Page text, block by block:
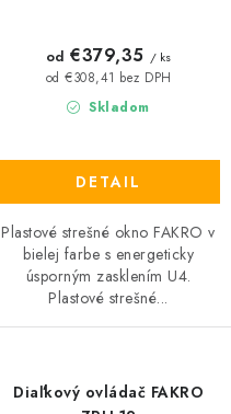
Skladom
od €308,41 bez DPH
od €379,35 / ks
DETAIL
Plastové strešné okno FAKRO v
bielej farbe s energeticky
úsporným zasklením U4.
Plastové strešné...
Diaľkový ovládač FAKRO